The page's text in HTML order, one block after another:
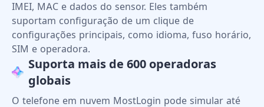
IMEI, MAC e dados do sensor. Eles também
suportam configuração de um clique de
configurações principais, como idioma, fuso horário,
SIM e operadora.
Suporta mais de 600 operadoras
globais
O telefone em nuvem MostLogin pode simular até